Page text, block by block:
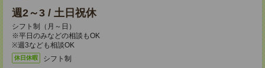
週2～3 / 土日祝休
シフト制（月～日）
※平日のみなどの相談もOK
※週3なども相談OK
休日休暇 シフト制